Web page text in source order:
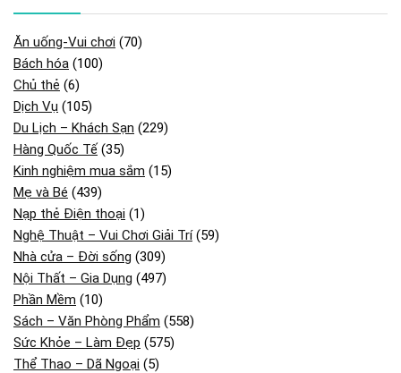
Ăn uống-Vui chơi (70)
Bách hóa (100)
Chủ thẻ (6)
Dịch Vụ (105)
Du Lịch – Khách Sạn (229)
Hàng Quốc Tế (35)
Kinh nghiệm mua sắm (15)
Mẹ và Bé (439)
Nạp thẻ Điện thoại (1)
Nghệ Thuật – Vui Chơi Giải Trí(59)
Nhà cửa – Đời sống (309)
Nội Thất – Gia Dụng (497)
Phần Mềm (10)
Sách – Văn Phòng Phẩm (558)
Sức Khỏe – Làm Đẹp (575)
Thể Thao – Dã Ngoại (5)